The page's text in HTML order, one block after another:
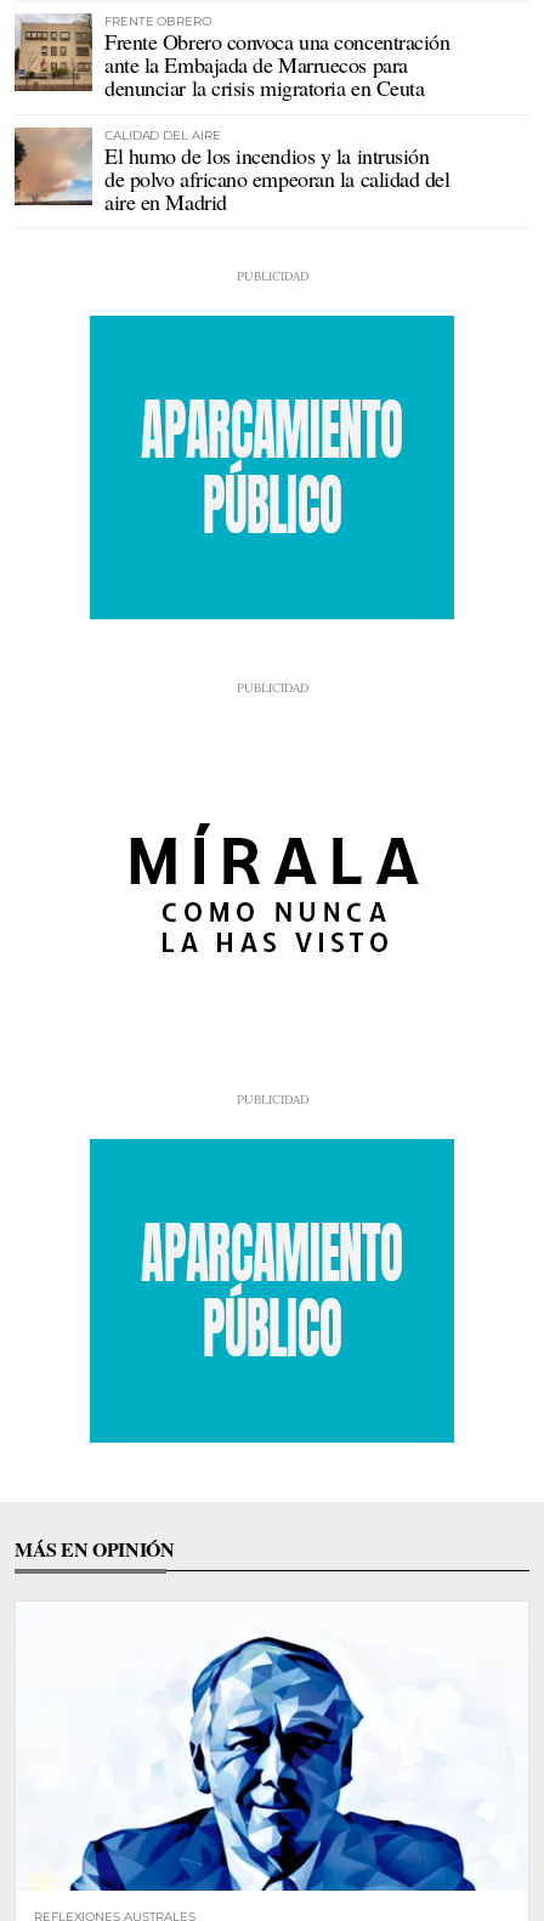
FRENTE OBRERO
Frente Obrero convoca una concentración
ante la Embajada de Marruecos para
denunciar la crisis migratoria en Ceuta
CALIDAD DEL AIRE
El humo de los incendios y la intrusión
de polvo africano empeoran la calidad del
aire en Madrid
MÁS EN OPINIÓN
REFLEXIONES AUSTRALES